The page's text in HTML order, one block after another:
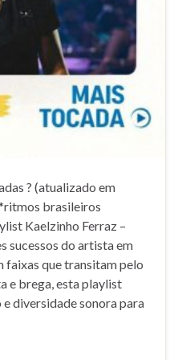
? (atualizado em
brasileiros
Kaelzinho Ferraz –
sucessos do artista em
faixas que transitam pelo
e brega, esta playlist
diversidade sonora para